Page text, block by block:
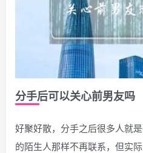
分手后可以关心前男友吗
好聚好散，分手之后很多人就
的陌生人那样不再联系，但实